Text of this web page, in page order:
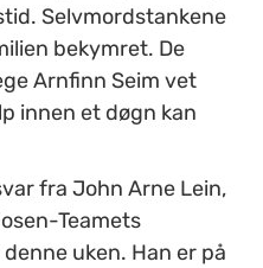
Selvmordstankene
bekymret. De
Arnfinn Seim vet
innen et døgn kan
fra John Arne Lein,
Teamets
uken. Han er på